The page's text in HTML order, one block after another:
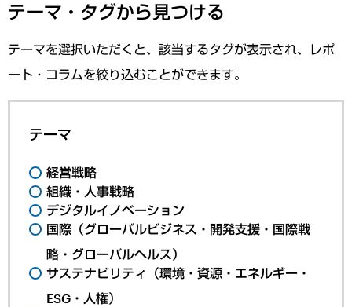
テーマ・タグから見つける
テーマを選択いただくと、該当するタグが表示され、レポ
ート・コラムを絞り込むことができます。
テーマ
経営戦略
組織・人事戦略
デジタルイノベーション
国際（グローバルビジネス・開発支援・国際戦
略・グローバルヘルス）
サステナビリティ（環境・資源・エネルギー・
ESG・人権）